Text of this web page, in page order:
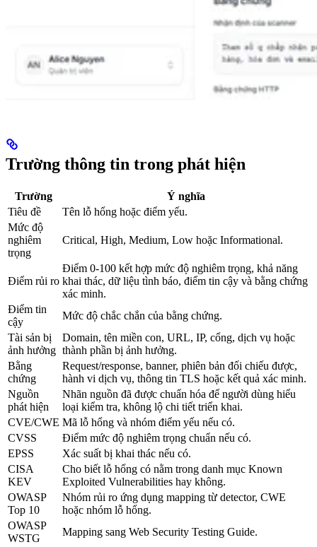
Trường thông tin trong phát hiện
Trường
Ý nghĩa
Tiêu đề
Tên lỗ hổng hoặc điểm yếu.
Mức độ
nghiêm
trọng
Critical, High, Medium, Low hoặc Informational.
Điểm rủi ro
Điểm 0-100 kết hợp mức độ nghiêm trọng, khả năng
khai thác, dữ liệu tình báo, điểm tin cậy và bằng chứng
xác minh.
Điểm tin
cậy
Mức độ chắc chắn của bằng chứng.
Tài sản bị
ảnh hưởng
Domain, tên miền con, URL, IP, cổng, dịch vụ hoặc
thành phần bị ảnh hưởng.
Bằng
chứng
Request/response, banner, phiên bản đối chiếu được,
hành vi dịch vụ, thông tin TLS hoặc kết quả xác minh.
Nguồn
phát hiện
Nhãn nguồn đã được chuẩn hóa để người dùng hiểu
loại kiểm tra, không lộ chi tiết triển khai.
CVE/CWE Mã lỗ hổng và nhóm điểm yếu nếu có.
CVSS
Điểm mức độ nghiêm trọng chuẩn nếu có.
EPSS
Xác suất bị khai thác nếu có.
CISA
KEV
Cho biết lỗ hổng có nằm trong danh mục Known
Exploited Vulnerabilities hay không.
OWASP
Top 10
Nhóm rủi ro ứng dụng mapping từ detector, CWE
hoặc nhóm lỗ hổng.
OWASP
WSTG
Mapping sang Web Security Testing Guide.